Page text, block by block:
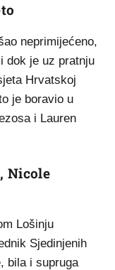
neprimijećeno,
dok je uz pratnju
Hrvatskoj
je boravio u
i Lauren
Nicole
Lošinju
Sjedinjenih
bila i supruga